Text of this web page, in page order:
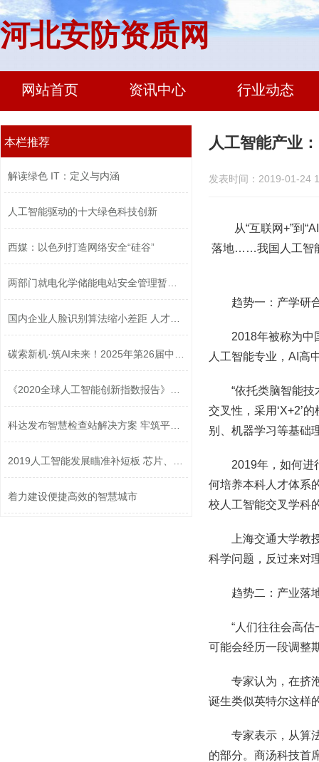
河北安防资质网
网站首页 资讯中心 行业动态
本栏推荐
解读绿色 IT：定义与内涵
人工智能驱动的十大绿色科技创新
西媒：以色列打造网络安全“硅谷”
着力建设便捷高效的智慧城市
人工智能产业
发表时间：2019-01-24
从“互联网+”到
落地……我国人工智
趋势一：产学研
2018年被称为中
人工智能专业，AI
“依托类脑智能
交叉性，采用‘X+2’
别、机器学习等基础
2019年，如何进
何培养本科人才体系
校人工智能交叉学科
上海交通大学
科学问题，反过来对
趋势二：产业落
“人们往往会高
可能会经历一段调整
专家认为，在挤
诞生类似英特尔这样
专家表示，从算
的部分。商汤科技首